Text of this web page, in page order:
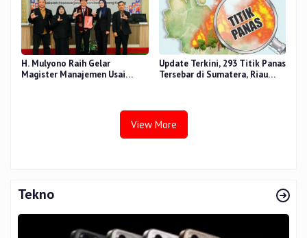
H. Mulyono Raih Gelar
Magister Manajemen Usai
Update Terkini, 293 Titik Panas
Tersebar di Sumatera, Riau
View More
Tekno